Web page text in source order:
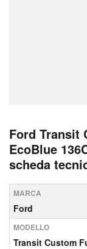
Ford Transit
EcoBlue
scheda
MARCA
Ford
MODELLO
Transit Custom